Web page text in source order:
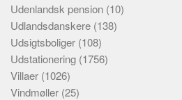
Udenlandsk pension (10)
Udlandsdanskere (138)
Udsigtsboliger (108)
Udstationering (1756)
Villaer (1026)
Vindmøller (25)